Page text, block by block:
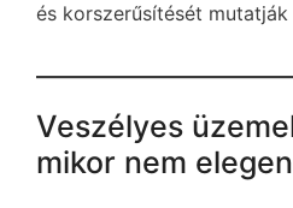
és korszerűsítését mutatják
Veszélyes
mikor nem